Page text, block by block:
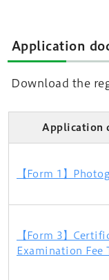
Application
Download the
Application
【Form 1】
【Form 3】
Examination Fee